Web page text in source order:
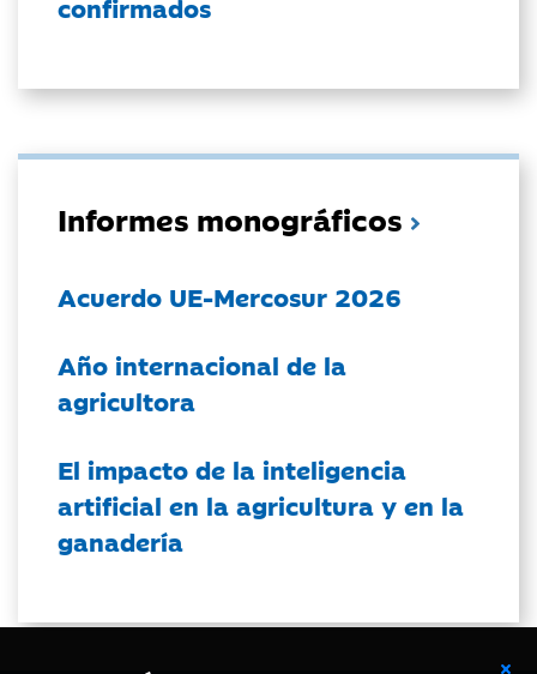
confirmados
Informes monográficos
Acuerdo UE-Mercosur 2026
Año internacional de la
agricultora
El impacto de la inteligencia
artificial en la agricultura y en la
ganadería